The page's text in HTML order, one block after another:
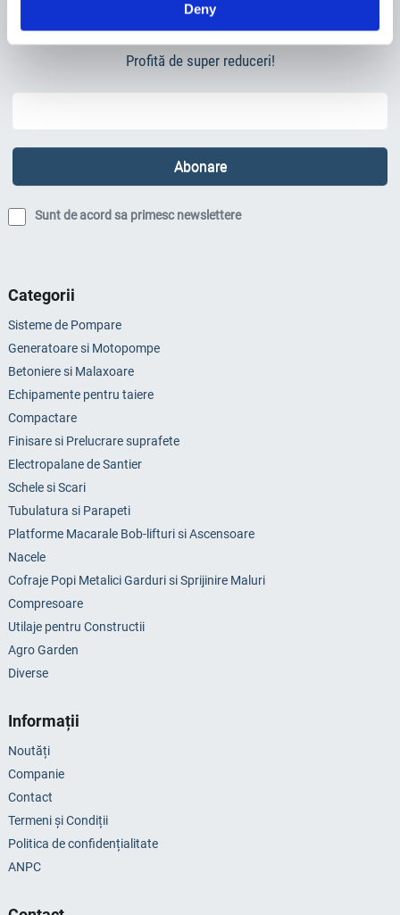
Deny
Newsletter
Profită de super reduceri!
Sunt de acord sa primesc newslettere
Categorii
Sisteme de Pompare
Generatoare si Motopompe
Betoniere si Malaxoare
Echipamente pentru taiere
Compactare
Finisare si Prelucrare suprafete
Electropalane de Santier
Schele si Scari
Tubulatura si Parapeti
Platforme Macarale Bob-lifturi si Ascensoare
Nacele
Cofraje Popi Metalici Garduri si Sprijinire Maluri
Compresoare
Utilaje pentru Constructii
Agro Garden
Diverse
Informații
Noutăți
Companie
Contact
Termeni și Condiții
Politica de confidențialitate
ANPC